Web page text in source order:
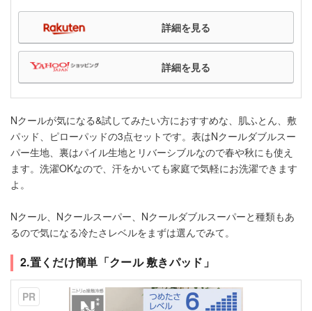
詳細を見る
詳細を見る
Nクールが気になる&試してみたい方におすすめな、肌ふとん、敷
パッド、ピローパッドの3点セットです。表はNクールダブルスー
パー生地、裏はパイル生地とリバーシブルなので春や秋にも使え
ます。洗濯OKなので、汗をかいても家庭で気軽にお洗濯できます
よ。
Nクール、Nクールスーパー、Nクールダブルスーパーと種類もあ
るので気になる冷たさレベルをまずは選んでみて。
2.置くだけ簡単「クール 敷きパッド」
PR